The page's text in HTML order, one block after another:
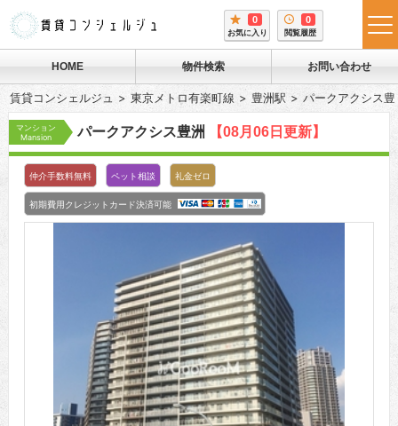
0
お気に入り
0
閲覧履歴
HOME 物件検索 お問い合わせ
賃貸コンシェルジュ 東京メトロ有楽町線 豊洲駅 パークアクシス豊
マンション
Mansion
パークアクシス豊洲 【08月06日更新】
仲介手数料無料 ペット相談 礼金ゼロ
初期費用クレジットカード決済可能